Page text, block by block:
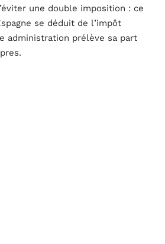
une double imposition : ce
se déduit de l’impôt
administration prélève sa part